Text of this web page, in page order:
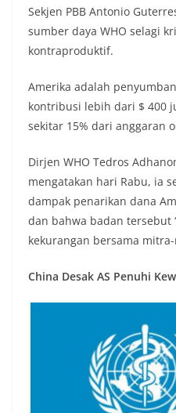
Sekjen PBB Antonio
sumber daya WHO selagi
kontraproduktif.
Amerika adalah
kontribusi lebih dari $ 400
sekitar 15% dari anggaran
Dirjen WHO Tedros
mengatakan hari Rabu, ia
dampak penarikan dana
dan bahwa badan tersebut
kekurangan bersama
China Desak AS Penuhi